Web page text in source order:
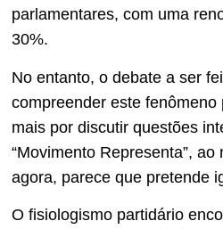
parlamentares, com uma
30%.
No entanto, o debate a ser
compreender este fenômeno
mais por discutir questões
“Movimento Representa”, ao
agora, parece que pretende
O fisiologismo partidário